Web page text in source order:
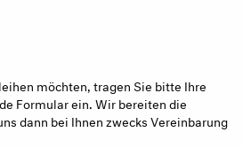
möchten, tragen Sie bitte Ihre
Formular ein. Wir bereiten die
dann bei Ihnen zwecks Vereinbarung